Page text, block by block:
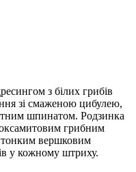
з білих грибів
зі смаженою цибулею,
шпинатом. Родзинка
грибним
тонким вершковим
у кожному штриху.